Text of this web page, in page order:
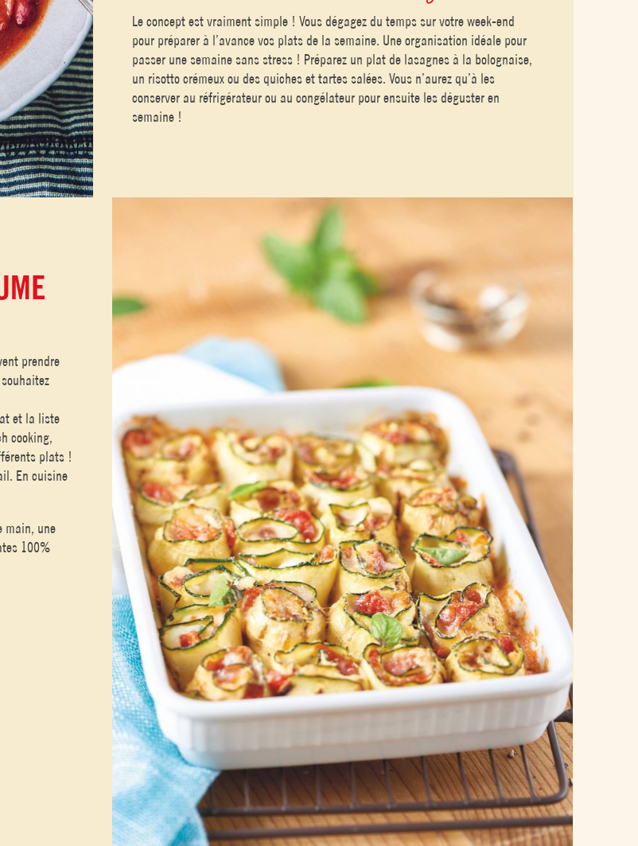
Le concept est vraiment simple ! Vous dégagez du temps sur votre week-end
pour préparer à l’avance vos plats de la semaine. Une organisation idéale pour
passer une semaine sans stress ! Préparez un plat de lasagnes à la bolognaise,
un risotto crémeux ou des quiches et tartes salées. Vous n’aurez qu’à les
conserver au réfrigérateur ou au congélateur pour ensuite les déguster en
semaine !
prendre
et la liste
cooking,
plats !
En cuisine
main, une
100%